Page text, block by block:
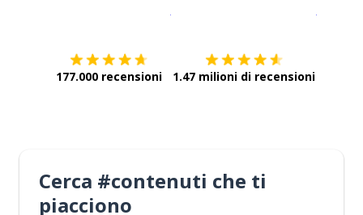
177.000 recensioni 1.47 milioni di recensioni
Cerca #contenuti che ti
piacciono